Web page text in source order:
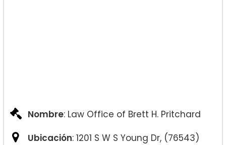
Nombre: Law Office of Brett H. Pritchard
Ubicación: 1201 S W S Young Dr, (76543)